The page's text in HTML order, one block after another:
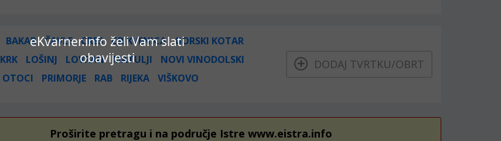
eKvarner.info želi Vam slati
obavijesti
BAKAR ČAVLE CRES CRIKVENICA
GORSKI KOTAR
KRK LOŠINJ LOVRAN MATULJI
NOVI VINODOLSKI
OTOCI PRIMORJE RAB RIJEKA VIŠKOVO
DODAJ TVRTKU/OBRT
Proširite pretragu i na područje Istre www.eistra.info